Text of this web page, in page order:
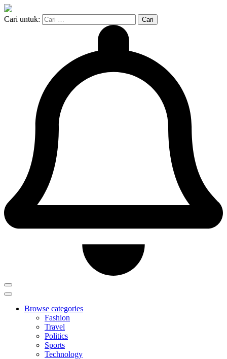
Cari untuk:
Browse categories
Fashion
Travel
Politics
Sports
Technology